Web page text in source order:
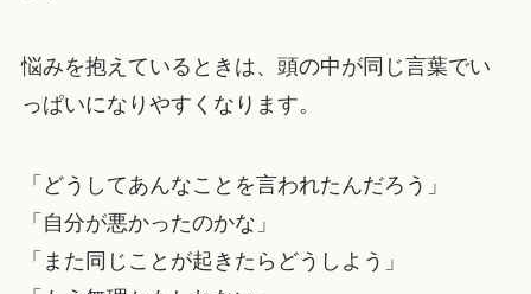
悩みを抱えているときは、頭の中が同じ言葉でい
っぱいになりやすくなります。
「どうしてあんなことを言われたんだろう」
「自分が悪かったのかな」
「また同じことが起きたらどうしよう」